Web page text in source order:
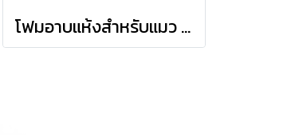
โฟมอาบแห้งสำหรับแมว Cat Foam